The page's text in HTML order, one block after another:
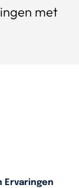
met
Ervaringen